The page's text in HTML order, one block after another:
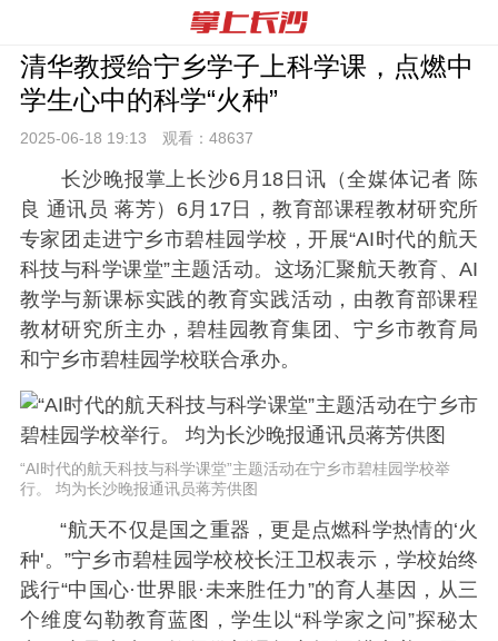
清华教授给宁乡学子上科学课，点燃中
学生心中的科学“火种”
2025-06-18 19:13 观看： 48637
长沙晚报掌上长沙6月18日讯（全媒体记者 陈
良 通讯员 蒋芳）6月17日，教育部课程教材研究所
专家团走进宁乡市碧桂园学校，开展“AI时代的航天
科技与科学课堂”主题活动。这场汇聚航天教育、AI
教学与新课标实践的教育实践活动，由教育部课程
教材研究所主办，碧桂园教育集团、宁乡市教育局
和宁乡市碧桂园学校联合承办。
“AI时代的航天科技与科学课堂”主题活动在宁乡市碧桂园学校举
行。 均为长沙晚报通讯员蒋芳供图
“航天不仅是国之重器，更是点燃科学热情的‘火
种'。”宁乡市碧桂园学校校长汪卫权表示，学校始终
践行“中国心·世界眼·未来胜任力”的育人基因，从三
个维度勾勒教育蓝图，学生以“科学家之问”探秘太